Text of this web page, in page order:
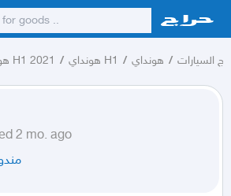
هونداي H1 2021 / هونداي H1 / هونداي / السيارات
2 mo. ago